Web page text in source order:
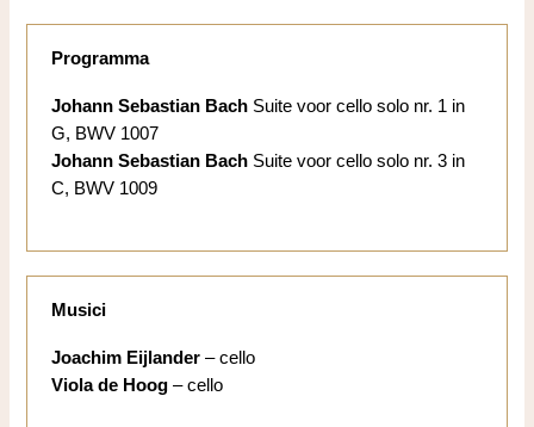
Programma
Johann Sebastian Bach Suite voor cello solo nr. 1 in
G, BWV 1007
Johann Sebastian Bach Suite voor cello solo nr. 3 in
C, BWV 1009
Musici
Joachim Eijlander – cello
Viola de Hoog – cello